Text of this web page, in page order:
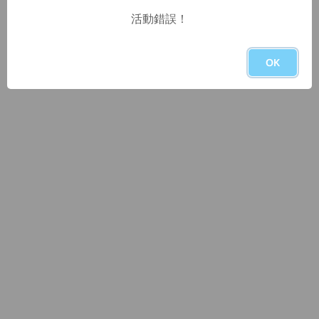
活動錯誤！
OK